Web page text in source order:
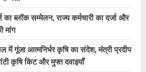
का ब्लॉक सम्मेलन, राज्य कर्मचारी का दर्जा और
मांग
में गूंजा आत्मनिर्भर कृषि का संदेश, मंत्री प्रदीप
कृषि किट और मुफ्त दवाइयाँ